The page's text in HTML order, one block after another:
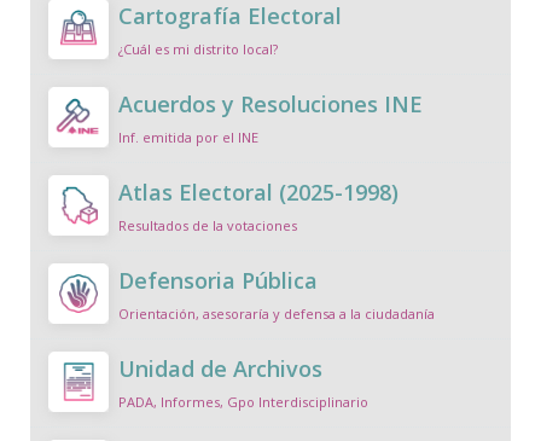
Cartografía Electoral
¿Cuál es mi distrito local?
Acuerdos y Resoluciones INE
Inf. emitida por el INE
Atlas Electoral (2025-1998)
Resultados de la votaciones
Defensoria Pública
Orientación, asesoraría y defensa a la ciudadanía
Unidad de Archivos
PADA, Informes, Gpo Interdisciplinario